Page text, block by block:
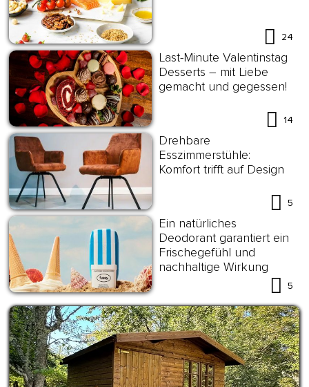
24
Last-Minute Valentinstag
Desserts – mit Liebe
gemacht und gegessen!
14
Drehbare
Esszimmerstühle:
Komfort trifft auf Design
5
Ein natürliches
Deodorant garantiert ein
Frischegefühl und
nachhaltige Wirkung
5